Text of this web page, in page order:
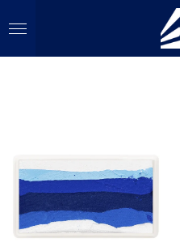
direct
naar